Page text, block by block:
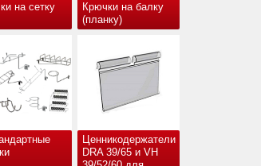
на сетку
Крючки на балку
(планку)
Ценникодержатели
DRA 39/65 и VH